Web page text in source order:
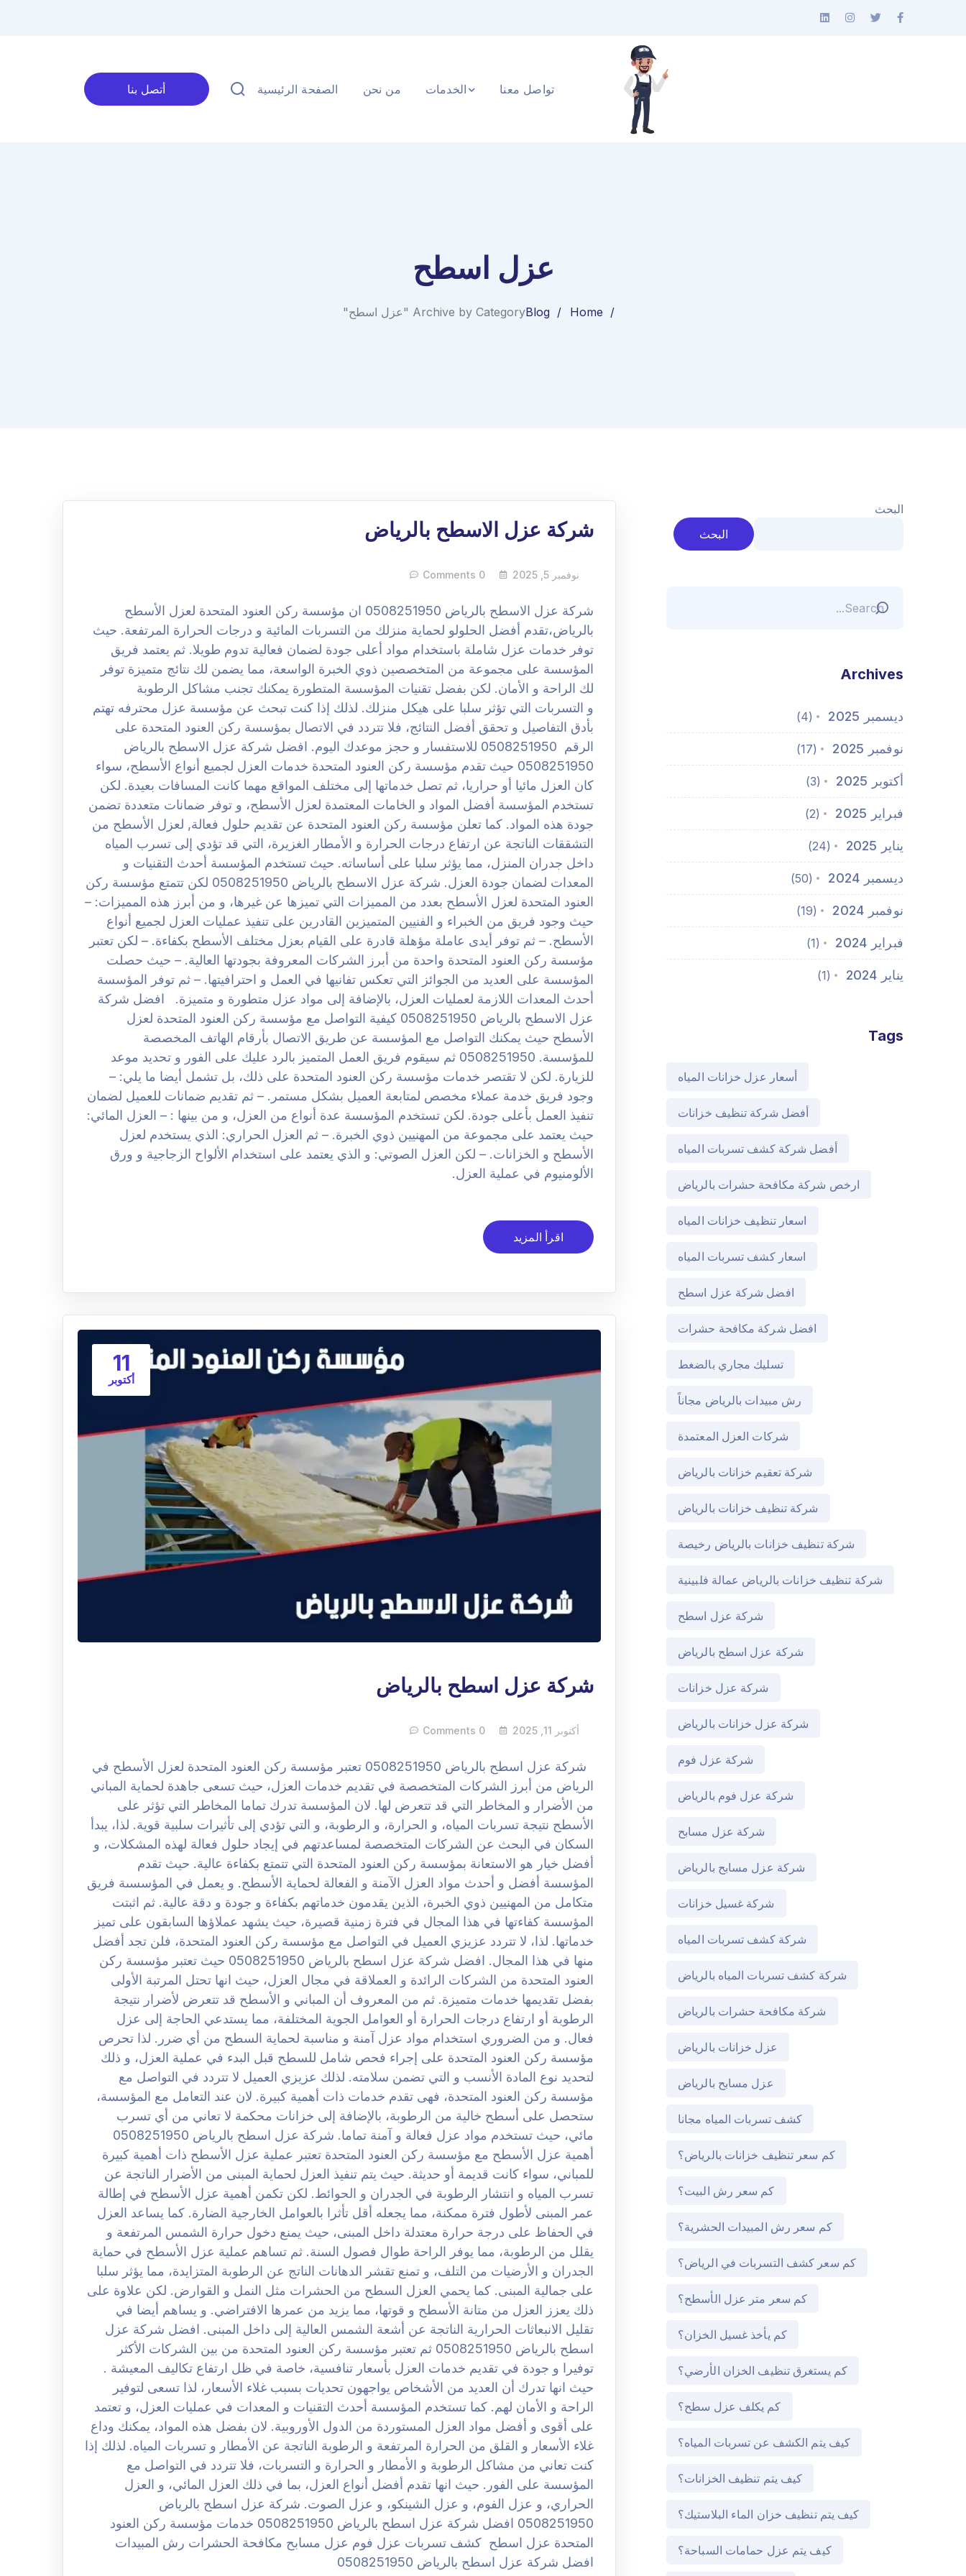
الصفحة الرئيسية من نحن الخدمات تواصل معنا أتصل بنا
عزل اسطح
Home
BlogArchive by Category "عزل اسطح"
شركة عزل الاسطح بالرياض
نوفمبر 5, 2025 0 Comments
شركة عزل الاسطح بالرياض 0508251950 ان مؤسسة ركن العنود المتحدة لعزل الأسطح
بالرياض،تقدم أفضل الحلولو لحماية منزلك من التسربات المائية و درجات الحرارة المرتفعة. حيث
توفر خدمات عزل شاملة باستخدام مواد أعلى جودة لضمان فعالية تدوم طويلا. ثم يعتمد فريق
المؤسسة على مجموعة من المتخصصين ذوي الخبرة الواسعة، مما يضمن لك نتائج متميزة توفر
لك الراحة و الأمان. لكن بفضل تقنيات المؤسسة المتطورة يمكنك تجنب مشاكل الرطوبة
و التسربات التي تؤثر سلبا على هيكل منزلك. لذلك إذا كنت تبحث عن مؤسسة عزل محترفه تهتم
بأدق التفاصيل و تحقق أفضل النتائج، فلا تتردد في الاتصال بمؤسسة ركن العنود المتحدة على
الرقم 0508251950 للاستفسار و حجز موعدك اليوم. افضل شركة عزل الاسطح بالرياض
0508251950 حيث تقدم مؤسسة ركن العنود المتحدة خدمات العزل لجميع أنواع الأسطح، سواء
كان العزل مائيا أو حراريا، ثم تصل خدماتها إلى مختلف المواقع مهما كانت المسافات بعيدة. لكن
تستخدم المؤسسة أفضل المواد و الخامات المعتمدة لعزل الأسطح، و توفر ضمانات متعددة تضمن
جودة هذه المواد. كما تعلن مؤسسة ركن العنود المتحدة عن تقديم حلول فعالة, لعزل الأسطح من
التشققات الناتجة عن ارتفاع درجات الحرارة و الأمطار الغزيرة، التي قد تؤدي إلى تسرب المياه
داخل جدران المنزل، مما يؤثر سلبا على أساساته. حيث تستخدم المؤسسة أحدث التقنيات و
المعدات لضمان جودة العزل. شركة عزل الاسطح بالرياض 0508251950 لكن تتمتع مؤسسة ركن
العنود المتحدة لعزل الأسطح بعدد من المميزات التي تميزها عن غيرها، و من أبرز هذه المميزات: –
حيث وجود فريق من الخبراء و الفنيين المتميزين القادرين على تنفيذ عمليات العزل لجميع أنواع
الأسطح. – ثم توفر أيدى عاملة مؤهلة قادرة على القيام بعزل مختلف الأسطح بكفاءة. – لكن تعتبر
مؤسسة ركن العنود المتحدة واحدة من أبرز الشركات المعروفة بجودتها العالية. – حيث حصلت
المؤسسة على العديد من الجوائز التي تعكس تفانيها في العمل و احترافيتها. – ثم توفر المؤسسة
أحدث المعدات اللازمة لعمليات العزل، بالإضافة إلى مواد عزل متطورة و متميزة. افضل شركة
عزل الاسطح بالرياض 0508251950 كيفية التواصل مع مؤسسة ركن العنود المتحدة لعزل
الأسطح حيث يمكنك التواصل مع المؤسسة عن طريق الاتصال بأرقام الهاتف المخصصة
للمؤسسة. 0508251950 ثم سيقوم فريق العمل المتميز بالرد عليك على الفور و تحديد موعد
للزيارة. لكن لا تقتصر خدمات مؤسسة ركن العنود المتحدة على ذلك، بل تشمل أيضا ما يلي: –
وجود فريق خدمة عملاء مخصص لمتابعة العميل بشكل مستمر. – ثم تقديم ضمانات للعميل لضمان
تنفيذ العمل بأعلى جودة. لكن تستخدم المؤسسة عدة أنواع من العزل، و من بينها : – العزل المائي:
حيث يعتمد على مجموعة من المهنيين ذوي الخبرة. – ثم العزل الحراري: الذي يستخدم لعزل
الأسطح و الخزانات. – لكن العزل الصوتي: و الذي يعتمد على استخدام الألواح الزجاجية و ورق
الألومنيوم في عملية العزل.
اقرأ المزيد
11
أكتوبر
شركة عزل اسطح بالرياض
أكتوبر 11, 2025 0 Comments
شركة عزل اسطح بالرياض 0508251950 تعتبر مؤسسة ركن العنود المتحدة لعزل الأسطح في
الرياض من أبرز الشركات المتخصصة في تقديم خدمات العزل، حيث تسعى جاهدة لحماية المباني
من الأضرار و المخاطر التي قد تتعرض لها. لان المؤسسة تدرك تماما المخاطر التي تؤثر على
الأسطح نتيجة تسربات المياه، و الحرارة، و الرطوبة، و التي تؤدي إلى تأثيرات سلبية قوية. لذا، يبدأ
السكان في البحث عن الشركات المتخصصة لمساعدتهم في إيجاد حلول فعالة لهذه المشكلات، و
أفضل خيار هو الاستعانة بمؤسسة ركن العنود المتحدة التي تتمتع بكفاءة عالية. حيث تقدم
المؤسسة أفضل و أحدث مواد العزل الآمنة و الفعالة لحماية الأسطح. و يعمل في المؤسسىة فريق
متكامل من المهنيين ذوي الخبرة، الذين يقدمون خدماتهم بكفاءة و جودة و دقة عالية. ثم اثبتت
المؤسسة كفاءتها في هذا المجال في فترة زمنية قصيرة، حيث يشهد عملاؤها السابقون على تميز
خدماتها. لذا، لا تتردد عزيزي العميل في التواصل مع مؤسسة ركن العنود المتحدة، فلن تجد أفضل
منها في هذا المجال. افضل شركة عزل اسطح بالرياض 0508251950 حيث تعتبر مؤسسة ركن
العنود المتحدة من الشركات الرائدة و العملاقة في مجال العزل، حيث انها تحتل المرتبة الأولى
بفضل تقديمها خدمات متميزة. ثم من المعروف أن المباني و الأسطح قد تتعرض لأضرار نتيجة
الرطوبة أو ارتفاع درجات الحرارة أو العوامل الجوية المختلفة، مما يستدعي الحاجة إلى عزل
فعال. و من الضروري استخدام مواد عزل آمنة و مناسبة لحماية السطح من أي ضرر. لذا تحرص
مؤسسة ركن العنود المتحدة على إجراء فحص شامل للسطح قبل البدء في عملية العزل، و ذلك
لتحديد نوع المادة الأنسب و التي تضمن سلامته. لذلك عزيزي العميل لا تتردد في التواصل مع
مؤسسة ركن العنود المتحدة، فهى تقدم خدمات ذات أهمية كبيرة. لان عند التعامل مع المؤسسة،
ستحصل على أسطح خالية من الرطوبة، بالإضافة إلى خزانات محكمة لا تعاني من أي تسرب
مائي، حيث تستخدم مواد عزل فعالة و آمنة تماما. شركة عزل اسطح بالرياض 0508251950
أهمية عزل الأسطح مع مؤسسة ركن العنود المتحدة تعتبر عملية عزل الأسطح ذات أهمية كبيرة
للمباني، سواء كانت قديمة أو حديثة. حيث يتم تنفيذ العزل لحماية المبنى من الأضرار الناتجة عن
تسرب المياه و انتشار الرطوبة في الجدران و الحوائط. لكن تكمن أهمية عزل الأسطح في إطالة
عمر المبنى لأطول فترة ممكنة، مما يجعله أقل تأثرا بالعوامل الخارجية الضارة. كما يساعد العزل
في الحفاظ على درجة حرارة معتدلة داخل المبنى، حيث يمنع دخول حرارة الشمس المرتفعة و
يقلل من الرطوبة، مما يوفر الراحة طوال فصول السنة. ثم تساهم عملية عزل الأسطح في حماية
الجدران و الأرضيات من التلف، و تمنع تقشر الدهانات الناتج عن الرطوبة المتزايدة، مما يؤثر سلبا
على جمالية المبنى. كما يحمي العزل السطح من الحشرات مثل النمل و القوارض. لكن علاوة على
ذلك يعزز العزل من متانة الأسطح و قوتها، مما يزيد من عمرها الافتراضي. و يساهم أيضا في
تقليل الانبعاثات الحرارية الناتجة عن أشعة الشمس العالية إلى داخل المبنى. افضل شركة عزل
اسطح بالرياض 0508251950 ثم تعتبر مؤسسة ركن العنود المتحدة من بين الشركات الأكثر
توفيرا و جودة في تقديم خدمات العزل بأسعار تنافسية، خاصة في ظل ارتفاع تكاليف المعيشة .
حيث انها تدرك أن العديد من الأشخاص يواجهون تحديات بسبب غلاء الأسعار، لذا تسعى لتوفير
الراحة و الأمان لهم. كما تستخدم المؤسسة أحدث التقنيات و المعدات في عمليات العزل، و تعتمد
على أقوى و أفضل مواد العزل المستوردة من الدول الأوروبية. لان بفضل هذه المواد، يمكنك وداع
غلاء الأسعار و القلق من الحرارة المرتفعة و الرطوبة الناتجة عن الأمطار و تسربات المياه. لذلك إذا
كنت تعاني من مشاكل الرطوبة و الأمطار و الحرارة و التسربات، فلا تتردد في التواصل مع
المؤسسة على الفور. حيث انها تقدم أفضل أنواع العزل، بما في ذلك العزل المائي، و العزل
الحراري، و عزل الفوم، و عزل الشينكو، و عزل الصوت. شركة عزل اسطح بالرياض
0508251950 افضل شركة عزل اسطح بالرياض 0508251950 خدمات مؤسسة ركن العنود
المتحدة عزل اسطح كشف تسربات عزل فوم عزل مسابح مكافحة الحشرات رش المبيدات
افضل شركة عزل اسطح بالرياض 0508251950
البحث
البحث
Archives
ديسمبر 2025 (4)
نوفمبر 2025 (17)
أكتوبر 2025 (3)
فبراير 2025 (2)
يناير 2025 (24)
ديسمبر 2024 (50)
نوفمبر 2024 (19)
فبراير 2024 (1)
يناير 2024 (1)
Tags
أسعار عزل خزانات المياه
أفضل شركة تنظيف خزانات
أفضل شركة كشف تسربات المياه
ارخص شركة مكافحة حشرات بالرياض
اسعار تنظيف خزانات المياه
اسعار كشف تسربات المياه
افضل شركة عزل اسطح
افضل شركة مكافحة حشرات
تسليك مجاري بالضغط
رش مبيدات بالرياض مجاناً
شركات العزل المعتمدة
شركة تعقيم خزانات بالرياض
شركة تنظيف خزانات بالرياض
شركة تنظيف خزانات بالرياض رخيصة
شركة تنظيف خزانات بالرياض عمالة فلبينية
شركة عزل اسطح
شركة عزل اسطح بالرياض
شركة عزل خزانات
شركة عزل خزانات بالرياض
شركة عزل فوم
شركة عزل فوم بالرياض
شركة عزل مسابح
شركة عزل مسابح بالرياض
شركة غسيل خزانات
شركة كشف تسربات المياه
شركة كشف تسربات المياه بالرياض
شركة مكافحة حشرات بالرياض
عزل خزانات بالرياض
عزل مسابح بالرياض
كشف تسربات المياه مجانا
كم سعر تنظيف خزانات بالرياض؟
كم سعر رش البيت؟
كم سعر رش المبيدات الحشرية؟
كم سعر كشف التسربات في الرياض؟
كم سعر متر عزل الأسطح؟
كم يأخذ غسيل الخزان؟
كم يستغرق تنظيف الخزان الأرضي؟
كم يكلف عزل سطح؟
كيف يتم الكشف عن تسربات المياه؟
كيف يتم تنظيف الخزانات؟
كيف يتم تنظيف خزان الماء البلاستيك؟
كيف يتم عزل حمامات السباحة؟